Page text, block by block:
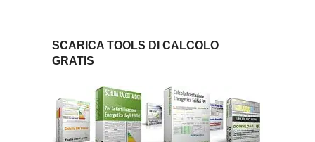
SCARICA TOOLS DI CALCOLO
GRATIS